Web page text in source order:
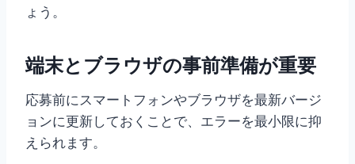
ょう。
端末とブラウザの事前準備が重要
応募前にスマートフォンやブラウザを最新バージ
ョンに更新しておくことで、エラーを最小限に抑
えられます。